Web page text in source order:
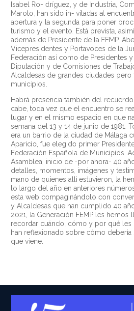
Isabel Ro- dríguez, y de Industria,
Maroto, han sido in- vitadas al
apertura y la segunda para poner
turismo y el evento. Está prevista,
además de Presidente de la FEMP,
Vicepresidentes y Portavoces de la
Federación así como de Presidentes
Diputación y de Comisiones de
Alcaldesas de grandes ciudades
municipios.
Habrá presencia también del
cabe, toda vez que el encuentro se
lugar y en el mismo espacio en que
semana del 13 y 14 de junio de 1981.
era un barrio de la ciudad de Málaga
Aparicio, fue elegido primer
Federación Española de Municipios.
Asamblea, inicio de -por ahora- 40
detalles, momentos, imágenes y
mano de quienes allí estuvieron, la
lo largo del año en anteriores
esta web compaginándolo con
y Alcaldesas que han cumplido 40
2021, la Generación FEMP les hemos
recordar cuándo, cómo y por qué les
han reflexionado sobre cómo
que viene.